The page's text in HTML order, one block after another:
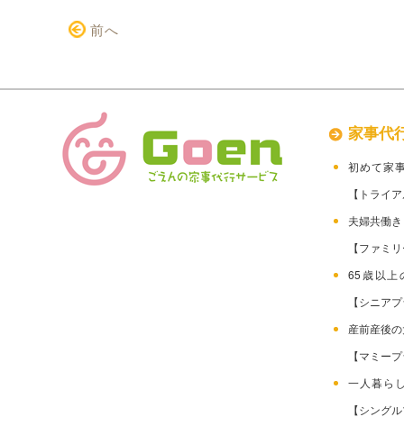
前へ
家事代
初めて家
【トライ
夫婦共働
【ファミ
65歳以
【シニア
産前産
【マミー
一人暮
【シング